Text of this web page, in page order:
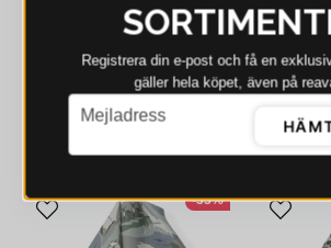
ARVIDSSONS
Arvidssons Hedemora
multi handduk
163 kr
cerise/
163
110 kr
-33%
Registrera din e‑post och få en
gäller hela köpet, även på
email
Mejladress